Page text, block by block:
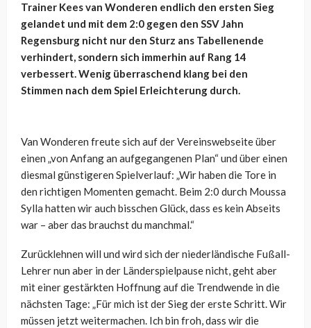
Trainer Kees van Wonderen endlich den ersten Sieg
gelandet und mit dem 2:0 gegen den SSV Jahn
Regensburg nicht nur den Sturz ans Tabellenende
verhindert, sondern sich immerhin auf Rang 14
verbessert. Wenig überraschend klang bei den
Stimmen nach dem Spiel Erleichterung durch.
Van Wonderen freute sich auf der Vereinswebseite über
einen „von Anfang an aufgegangenen Plan“ und über einen
diesmal günstigeren Spielverlauf: „Wir haben die Tore in
den richtigen Momenten gemacht. Beim 2:0 durch Moussa
Sylla hatten wir auch bisschen Glück, dass es kein Abseits
war – aber das brauchst du manchmal.“
Zurücklehnen will und wird sich der niederländische Fußall-
Lehrer nun aber in der Länderspielpause nicht, geht aber
mit einer gestärkten Hoffnung auf die Trendwende in die
nächsten Tage: „Für mich ist der Sieg der erste Schritt. Wir
müssen jetzt weitermachen. Ich bin froh, dass wir die